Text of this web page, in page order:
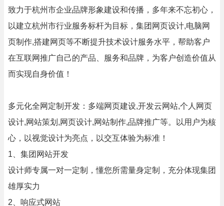
致力于杭州市企业品牌形象建设和传播，多年来不忘初心，
以建立杭州市行业服务标杆为目标，集团网页设计,电脑网
页制作,搭建网页等不断提升技术设计服务水平，帮助客户
在互联网推广自己的产品、服务和品牌，为客户创造价值从
而实现自身价值！
多元化全网定制开发：多端网页建设,开发云网站,个人网页
设计,网站策划,网页设计,网站制作,品牌推广等。以用户为核
心，以视觉设计为亮点，以交互体验为标准！
1、集团网站开发
设计师专属一对一定制，懂您所需量身定制，充分体现集团
雄厚实力
2、响应式网站